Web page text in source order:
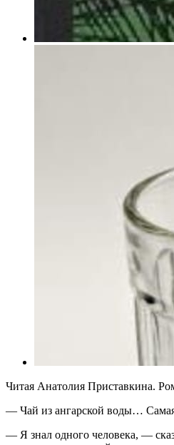
Читая Анатолия Приставкина.
— Чай из ангарской воды… Самая
— Я знал одного человека, —